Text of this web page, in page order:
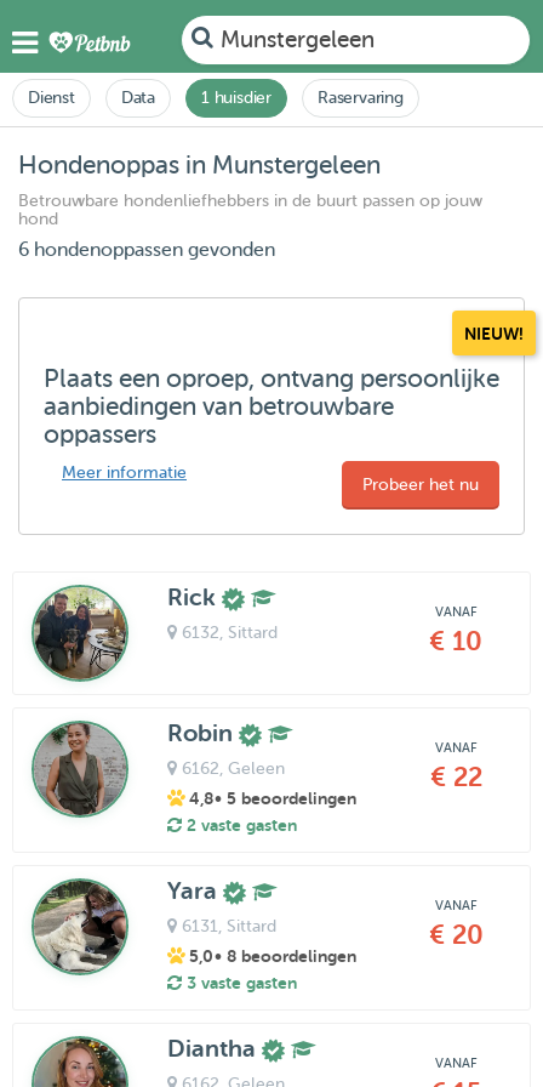
Munstergeleen
Dienst Data 1 huisdier Raservaring
Hondenoppas in Munstergeleen
Betrouwbare hondenliefhebbers in de buurt passen op jouw
hond
6 hondenoppassen gevonden
NIEUW!
Plaats een oproep, ontvang persoonlijke
aanbiedingen van betrouwbare
oppassers
Meer informatie
Probeer het nu
Rick
6132 , Sittard
VANAF
€ 10
Robin
6162 , Geleen
4,8• 5 beoordelingen
2 vaste gasten
VANAF
€ 22
Yara
6131 , Sittard
5,0• 8 beoordelingen
3 vaste gasten
VANAF
€ 20
Diantha
VANAF